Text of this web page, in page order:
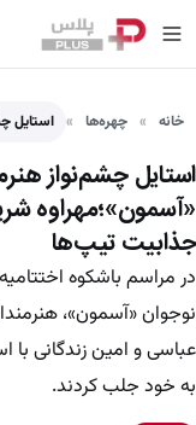
خانه چهره‌ها استایل
استایل چشم‌نواز
«آسمون»؛مهراوه
جذابیت تیپ‌ها
در مراسم باشکوه
نوجوان «آسمون»،
عباسی و امین زندگانی
به خود جلب کردند.